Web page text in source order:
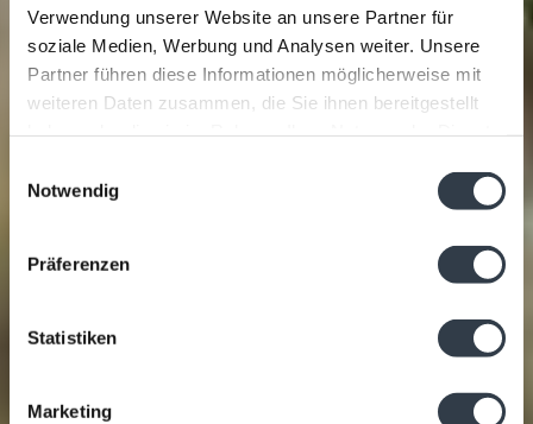
Verwendung unserer Website an unsere Partner für
soziale Medien, Werbung und Analysen weiter. Unsere
Partner führen diese Informationen möglicherweise mit
weiteren Daten zusammen, die Sie ihnen bereitgestellt
Notwendig
Präferenzen
Statistiken
Marketing